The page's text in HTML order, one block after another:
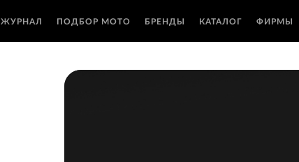
ЖУРНАЛ ПОДБОР МОТО БРЕНДЫ КАТАЛОГ ФИРМЫ